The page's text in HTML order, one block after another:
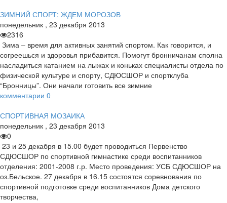
ЗИМНИЙ СПОРТ: ЖДЕМ МОРОЗОВ
понедельник , 23 декабря 2013
2316
Зима – время для активных занятий спортом. Как говорится, и
согреешься и здоровья прибавится. Помогут бронничанам сполна
насладиться катанием на лыжах и коньках специалисты отдела по
физической культуре и спорту, СДЮСШОР и спортклуба
“Бронницы”. Они начали готовить все зимние
комментарии 0
СПОРТИВНАЯ МОЗАИКА
понедельник , 23 декабря 2013
0
23 и 25 декабря в 15.00 будет проводиться Первенство
СДЮСШОР по спортивной гимнастике среди воспитанников
отделения: 2001-2008 г.р. Место проведения: УСБ СДЮСШОР на
оз.Бельское. 27 декабря в 16.15 состоятся соревнования по
спортивной подготовке среди воспитанников Дома детского
творчества,